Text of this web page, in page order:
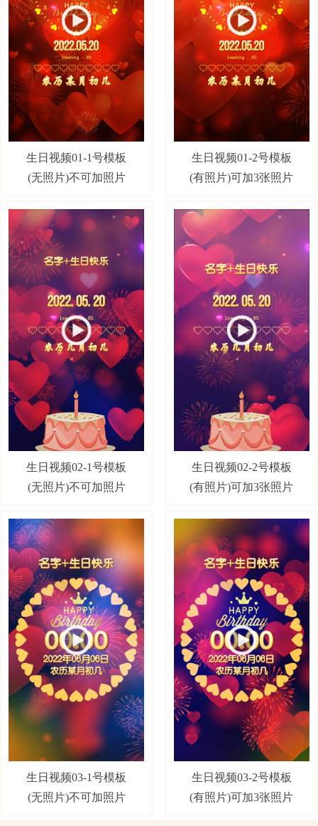
生日视频01-1号模板
(无照片)不可加照片
生日视频02-1号模板
(无照片)不可加照片
生日视频03-1号模板
(无照片)不可加照片
生日视频01-2号模板
(有照片)可加3张照片
生日视频02-2号模板
(有照片)可加3张照片
生日视频03-2号模板
(有照片)可加3张照片